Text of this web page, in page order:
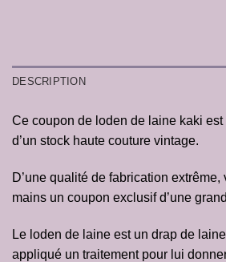
DESCRIPTION
Ce coupon de loden de laine kaki
d’un stock haute couture vintage.
D’une qualité de fabrication
mains un coupon exclusif d’une
Le loden de laine est un drap de
appliqué un traitement pour lui